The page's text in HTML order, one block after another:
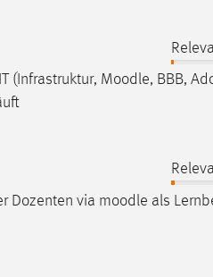
(Infrastruktur, Moodle, BBB,
Dozenten via moodle als